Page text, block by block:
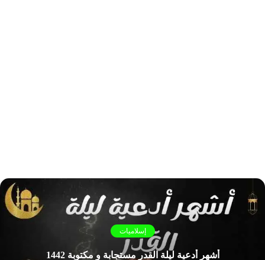
إسلاميات
أشهر أدعية ليلة القدر مستجابة و مكتوبة 1442